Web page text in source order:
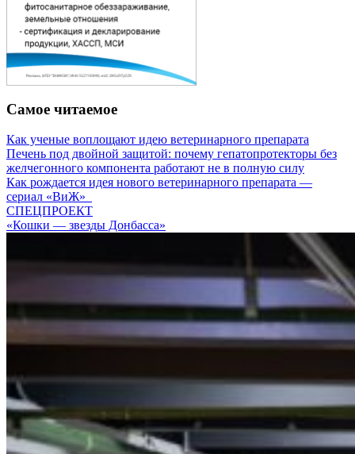
Самое читаемое
Как ученые воплощают идею ветеринарного препарата
Печень под двойной защитой: почему гепатопротекторы без
желчегонного компонента работают не в полную силу
Как рождается идея нового ветеринарного препарата —
сериал «ВиЖ»
СПЕЦПРОЕКТ
«Кошки — звезды Донбасса»